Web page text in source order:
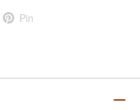
Pin